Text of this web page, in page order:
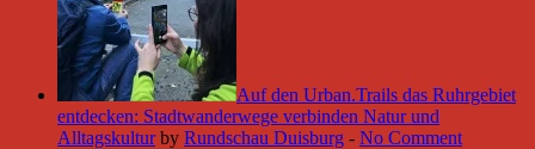
Auf den Urban.Trails das Ruhrgebiet
entdecken: Stadtwanderwege verbinden Natur und
Alltagskultur by Rundschau Duisburg - No Comment